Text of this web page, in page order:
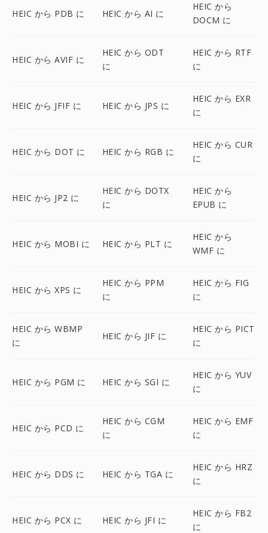
HEIC から PDB に HEIC から AI に
HEIC から
DOCM に
HEIC から AVIF に
HEIC から ODT
に
HEIC から RTF
に
HEIC から JFIF に HEIC から JPS に
HEIC から EXR
に
HEIC から DOT に HEIC から RGB に
HEIC から CUR
に
HEIC から JP2 に
HEIC から DOTX
に
HEIC から
EPUB に
HEIC から MOBI に HEIC から PLT に
HEIC から
WMF に
HEIC から XPS に
HEIC から PPM
に
HEIC から FIG
に
HEIC から WBMP
に
HEIC から JIF に
HEIC から PICT
に
HEIC から PGM に HEIC から SGI に
HEIC から YUV
に
HEIC から PCD に
HEIC から CGM
に
HEIC から EMF
に
HEIC から DDS に HEIC から TGA に
HEIC から HRZ
に
HEIC から PCX に HEIC から JFI に
HEIC から FB2
に